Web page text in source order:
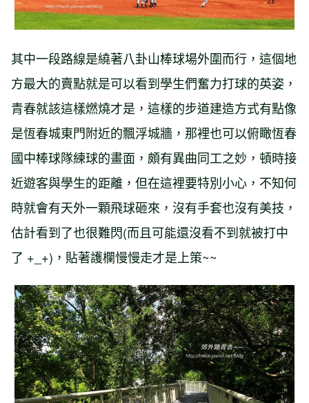
其中一段路線是繞著八卦山棒球場外圍而行，這個地
方最大的賣點就是可以看到學生們奮力打球的英姿，
青春就該這樣燃燒才是，這樣的步道建造方式有點像
是恆春城東門附近的飄浮城牆，那裡也可以俯瞰恆春
國中棒球隊練球的畫面，頗有異曲同工之妙，頓時接
近遊客與學生的距離，但在這裡要特別小心，不知何
時就會有天外一顆飛球砸來，沒有手套也沒有美技，
估計看到了也很難閃(而且可能還沒看不到就被打中
了 +_+)，貼著護欄慢慢走才是上策~~